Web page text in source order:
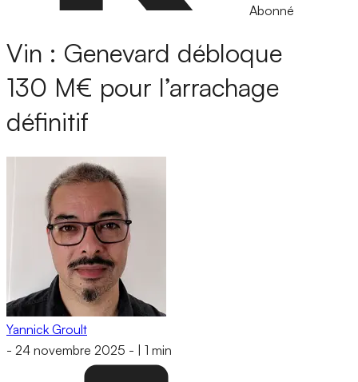
Abonné
Vin : Genevard débloque
130 M€ pour l’arrachage
définitif
Yannick Groult
- 24 novembre 2025 - 1 min